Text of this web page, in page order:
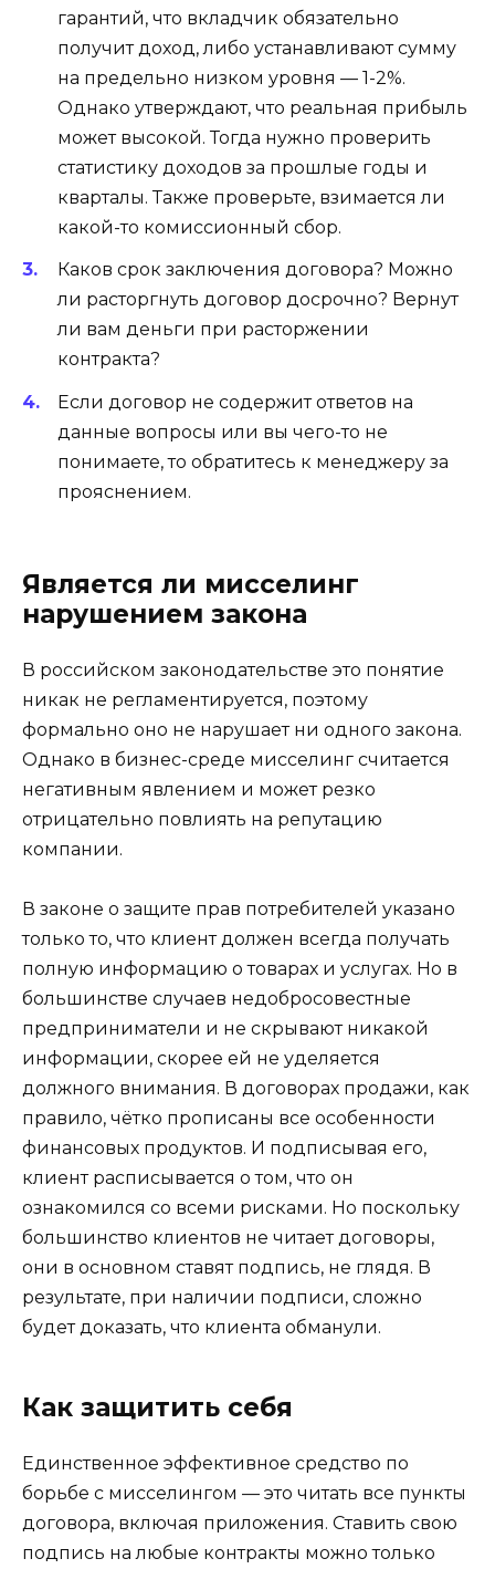
гарантий, что вкладчик обязательно
получит доход, либо устанавливают сумму
на предельно низком уровня — 1-2%.
Однако утверждают, что реальная прибыль
может высокой. Тогда нужно проверить
статистику доходов за прошлые годы и
кварталы. Также проверьте, взимается ли
какой-то комиссионный сбор.
Каков срок заключения договора? Можно
ли расторгнуть договор досрочно? Вернут
ли вам деньги при расторжении
контракта?
Если договор не содержит ответов на
данные вопросы или вы чего-то не
понимаете, то обратитесь к менеджеру за
прояснением.
Является ли мисселинг
нарушением закона
В российском законодательстве это понятие
никак не регламентируется, поэтому
формально оно не нарушает ни одного закона.
Однако в бизнес-среде мисселинг считается
негативным явлением и может резко
отрицательно повлиять на репутацию
компании.
В законе о защите прав потребителей указано
только то, что клиент должен всегда получать
полную информацию о товарах и услугах. Но в
большинстве случаев недобросовестные
предприниматели и не скрывают никакой
информации, скорее ей не уделяется
должного внимания. В договорах продажи, как
правило, чётко прописаны все особенности
финансовых продуктов. И подписывая его,
клиент расписывается о том, что он
ознакомился со всеми рисками. Но поскольку
большинство клиентов не читает договоры,
они в основном ставят подпись, не глядя. В
результате, при наличии подписи, сложно
будет доказать, что клиента обманули.
Как защитить себя
Единственное эффективное средство по
борьбе с мисселингом — это читать все пункты
договора, включая приложения. Ставить свою
подпись на любые контракты можно только